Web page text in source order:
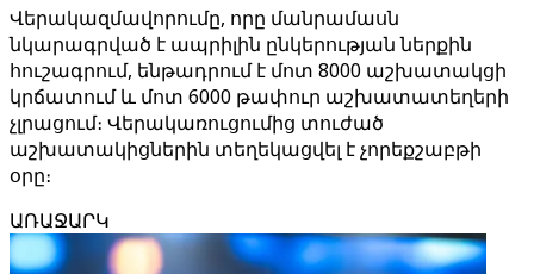
Վերակազմավորումը, որը մանրամասն
նկարագրված է ապրիլին ընկերության ներքին
հուշագրում, ենթադրում է մոտ 8000 աշխատակցի
կրճատում և մոտ 6000 թափուր աշխատատեղերի
չլրացում։ Վերակառուցումից տուժած
աշխատակիցներին տեղեկացվել է չորեքշաբթի
օրը։
ԱՌԱՋԱՐԿ